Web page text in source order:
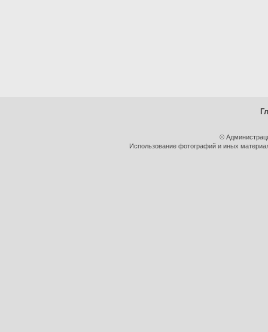
©
Использование фотографий и иных